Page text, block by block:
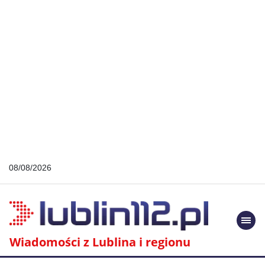
08/08/2026
Wiadomości z Lublina i regionu